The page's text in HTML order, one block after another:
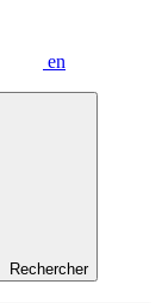
en
Rechercher